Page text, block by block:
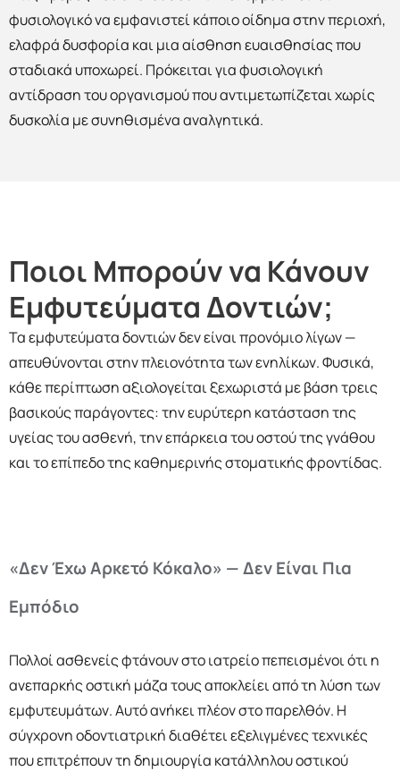
φυσιολογικό να εμφανιστεί κάποιο οίδημα στην περιοχή,
ελαφρά δυσφορία και μια αίσθηση ευαισθησίας που
σταδιακά υποχωρεί. Πρόκειται για φυσιολογική
αντίδραση του οργανισμού που αντιμετωπίζεται χωρίς
δυσκολία με συνηθισμένα αναλγητικά.
Ποιοι Μπορούν να Κάνουν
Εμφυτεύματα Δοντιών;
Τα εμφυτεύματα δοντιών δεν είναι προνόμιο λίγων —
απευθύνονται στην πλειονότητα των ενηλίκων. Φυσικά,
κάθε περίπτωση αξιολογείται ξεχωριστά με βάση τρεις
βασικούς παράγοντες: την ευρύτερη κατάσταση της
υγείας του ασθενή, την επάρκεια του οστού της γνάθου
και το επίπεδο της καθημερινής στοματικής φροντίδας.
«Δεν Έχω Αρκετό Κόκαλο» — Δεν Είναι Πια
Εμπόδιο
Πολλοί ασθενείς φτάνουν στο ιατρείο πεπεισμένοι ότι η
ανεπαρκής οστική μάζα τους αποκλείει από τη λύση των
εμφυτευμάτων. Αυτό ανήκει πλέον στο παρελθόν. Η
σύγχρονη οδοντιατρική διαθέτει εξελιγμένες τεχνικές
που επιτρέπουν τη δημιουργία κατάλληλου οστικού